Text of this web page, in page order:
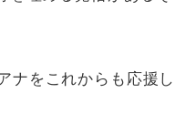
ナをこれからも応援し